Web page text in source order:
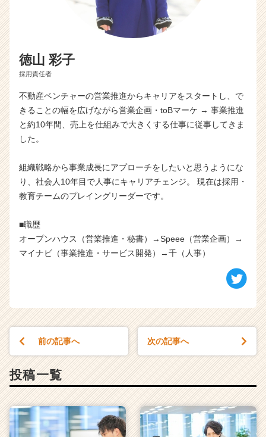
徳山 彩子
採用責任者
不動産ベンチャーの営業推進からキャリアをスタートし、で
きることの幅を広げながら営業企画・toBマーケ → 事業推進
と約10年間、売上を仕組みで大きくする仕事に従事してきま
した。
組織戦略から事業成長にアプローチをしたいと思うようにな
り、社会人10年目で人事にキャリアチェンジ。 現在は採用・
教育チームのプレイングリーダーです。
■職歴
オープンハウス（営業推進・秘書）→Speee（営業企画）→
マイナビ（事業推進・サービス開発）→千（人事）
前の記事へ 次の記事へ
投稿一覧